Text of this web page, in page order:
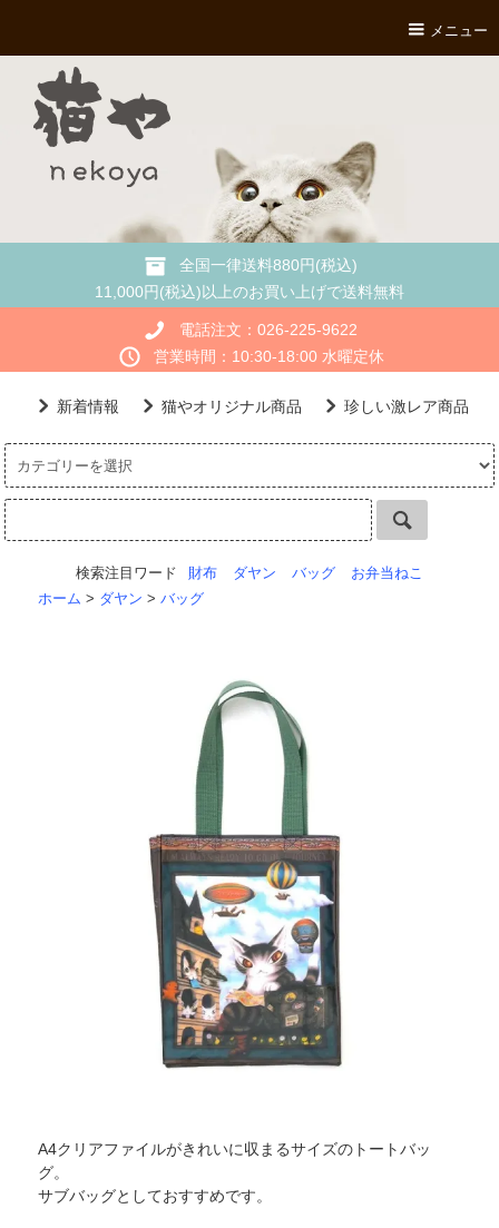
メニュー
全国一律送料880円(税込)
11,000円(税込)以上のお買い上げで送料無料
電話注文：026-225-9622
営業時間：10:30-18:00 水曜定休
新着情報 猫やオリジナル商品 珍しい激レア商品
検索注目ワード 財布 ダヤン バッグ
お弁当ねこ
ホーム > ダヤン > バッグ
A4クリアファイルがきれいに収まるサイズのトートバッ
グ。
サブバッグとしておすすめです。